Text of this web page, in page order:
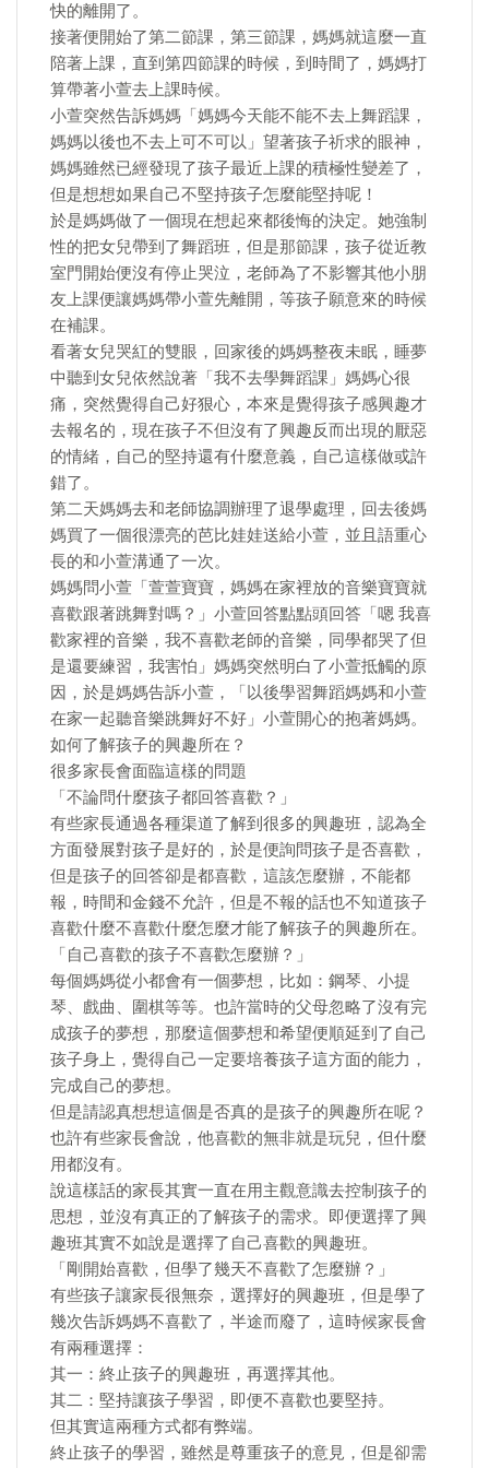
快的離開了。
接著便開始了第二節課，第三節課，媽媽就這麼一直
陪著上課，直到第四節課的時候，到時間了，媽媽打
算帶著小萱去上課時候。
小萱突然告訴媽媽「媽媽今天能不能不去上舞蹈課，
媽媽以後也不去上可不可以」望著孩子祈求的眼神，
媽媽雖然已經發現了孩子最近上課的積極性變差了，
但是想想如果自己不堅持孩子怎麼能堅持呢！
於是媽媽做了一個現在想起來都後悔的決定。她強制
性的把女兒帶到了舞蹈班，但是那節課，孩子從近教
室門開始便沒有停止哭泣，老師為了不影響其他小朋
友上課便讓媽媽帶小萱先離開，等孩子願意來的時候
在補課。
看著女兒哭紅的雙眼，回家後的媽媽整夜未眠，睡夢
中聽到女兒依然說著「我不去學舞蹈課」媽媽心很
痛，突然覺得自己好狠心，本來是覺得孩子感興趣才
去報名的，現在孩子不但沒有了興趣反而出現的厭惡
的情緒，自己的堅持還有什麼意義，自己這樣做或許
錯了。
第二天媽媽去和老師協調辦理了退學處理，回去後媽
媽買了一個很漂亮的芭比娃娃送給小萱，並且語重心
長的和小萱溝通了一次。
媽媽問小萱「萱萱寶寶，媽媽在家裡放的音樂寶寶就
喜歡跟著跳舞對嗎？」小萱回答點點頭回答「嗯 我喜
歡家裡的音樂，我不喜歡老師的音樂，同學都哭了但
是還要練習，我害怕」媽媽突然明白了小萱抵觸的原
因，於是媽媽告訴小萱，「以後學習舞蹈媽媽和小萱
在家一起聽音樂跳舞好不好」小萱開心的抱著媽媽。
如何了解孩子的興趣所在？
很多家長會面臨這樣的問題
「不論問什麼孩子都回答喜歡？」
有些家長通過各種渠道了解到很多的興趣班，認為全
方面發展對孩子是好的，於是便詢問孩子是否喜歡，
但是孩子的回答卻是都喜歡，這該怎麼辦，不能都
報，時間和金錢不允許，但是不報的話也不知道孩子
喜歡什麼不喜歡什麼怎麼才能了解孩子的興趣所在。
「自己喜歡的孩子不喜歡怎麼辦？」
每個媽媽從小都會有一個夢想，比如：鋼琴、小提
琴、戲曲、圍棋等等。也許當時的父母忽略了沒有完
成孩子的夢想，那麼這個夢想和希望便順延到了自己
孩子身上，覺得自己一定要培養孩子這方面的能力，
完成自己的夢想。
但是請認真想想這個是否真的是孩子的興趣所在呢？
也許有些家長會說，他喜歡的無非就是玩兒，但什麼
用都沒有。
說這樣話的家長其實一直在用主觀意識去控制孩子的
思想，並沒有真正的了解孩子的需求。即便選擇了興
趣班其實不如說是選擇了自己喜歡的興趣班。
「剛開始喜歡，但學了幾天不喜歡了怎麼辦？」
有些孩子讓家長很無奈，選擇好的興趣班，但是學了
幾次告訴媽媽不喜歡了，半途而廢了，這時候家長會
有兩種選擇：
其一：終止孩子的興趣班，再選擇其他。
其二：堅持讓孩子學習，即便不喜歡也要堅持。
但其實這兩種方式都有弊端。
終止孩子的學習，雖然是尊重孩子的意見，但是卻需